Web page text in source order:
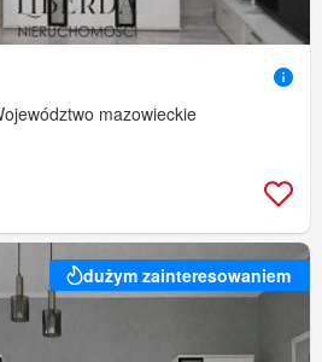
mazowieckie
dużym zainteresowaniem